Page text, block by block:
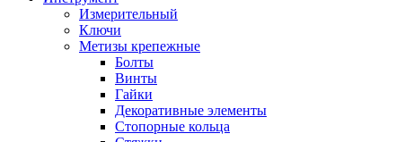
Измерительный
Ключи
Метизы крепежные
Болты
Винты
Гайки
Декоративные элементы
Стопорные кольца